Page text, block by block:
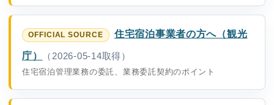
住宅宿泊事業者の方へ（観光
庁）
（2026-05-14取得）
住宅宿泊管理業務の委託、業務委託契約のポイント